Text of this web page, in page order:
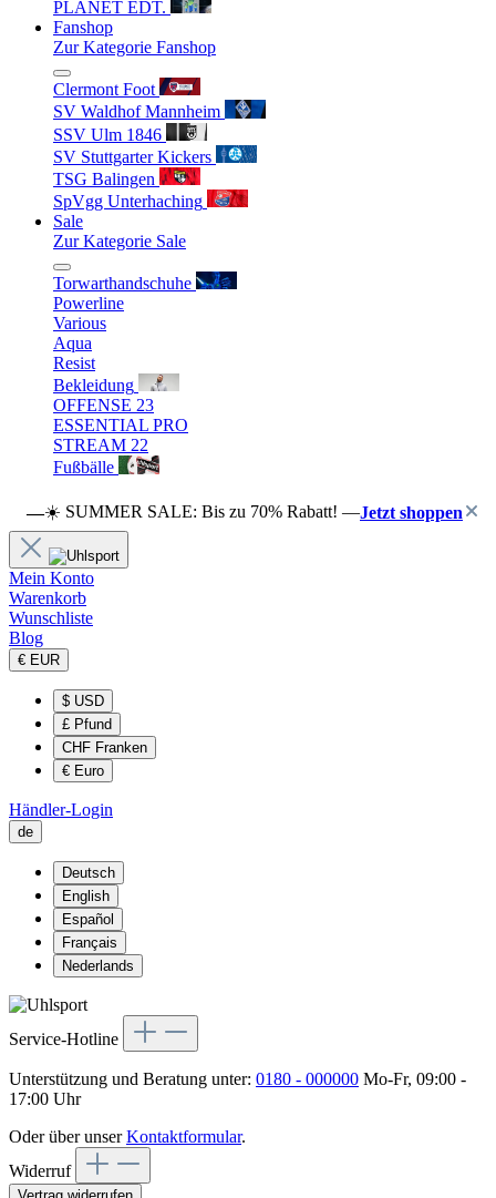
PLANET EDT.
Fanshop
Zur Kategorie Fanshop
Clermont Foot
SV Waldhof Mannheim
SSV Ulm 1846
SV Stuttgarter Kickers
TSG Balingen
SpVgg Unterhaching
Sale
Zur Kategorie Sale
Torwarthandschuhe
Powerline
Various
Aqua
Resist
Bekleidung
OFFENSE 23
ESSENTIAL PRO
STREAM 22
Fußbälle
—☀️ SUMMER SALE: Bis zu 70% Rabatt! —Jetzt shoppen
Mein Konto
Warenkorb
Wunschliste
Blog
€ EUR
$ USD
£ Pfund
CHF Franken
€ Euro
Händler-Login
de
Deutsch
English
Español
Français
Nederlands
Service-Hotline
Unterstützung und Beratung unter: 0180 - 000000 Mo-Fr, 09:00 -
17:00 Uhr
Oder über unserKontaktformular.
Widerruf
Vertrag widerrufen